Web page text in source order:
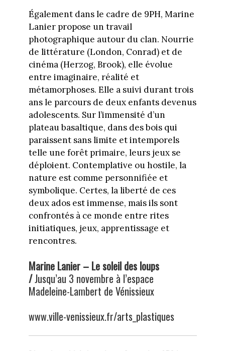
Également dans le cadre de 9PH, Marine
Lanier propose un travail
photographique autour du clan. Nourrie
de littérature (London, Conrad) et de
cinéma (Herzog, Brook), elle évolue
entre imaginaire, réalité et
métamorphoses. Elle a suivi durant trois
ans le parcours de deux enfants devenus
adolescents. Sur l’immensité d’un
plateau basaltique, dans des bois qui
paraissent sans limite et intemporels
telle une forêt primaire, leurs jeux se
déploient. Contemplative ou hostile, la
nature est comme personnifiée et
symbolique. Certes, la liberté de ces
deux ados est immense, mais ils sont
confrontés à ce monde entre rites
initiatiques, jeux, apprentissage et
rencontres.
Marine Lanier – Le soleil des loups
/Jusqu’au 3 novembre à l’espace
Madeleine-Lambert de Vénissieux
www.ville-venissieux.fr/arts_plastiques